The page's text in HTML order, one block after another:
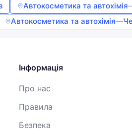
Автокосметика та автохімія
Автокосметика та автохімія—
Інформація
Про нас
Правила
Безпека
використання,